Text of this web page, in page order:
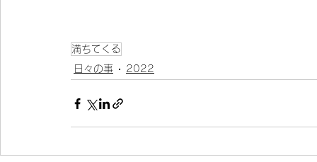
満ちてくる
日々の事
2022